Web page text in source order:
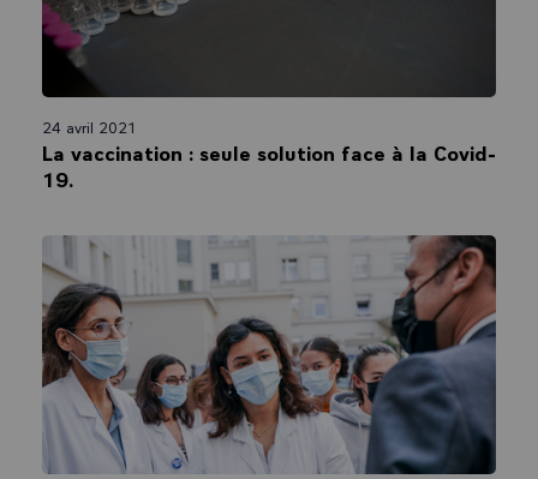
24 avril 2021
La vaccination : seule solution face à la Covid-
19.